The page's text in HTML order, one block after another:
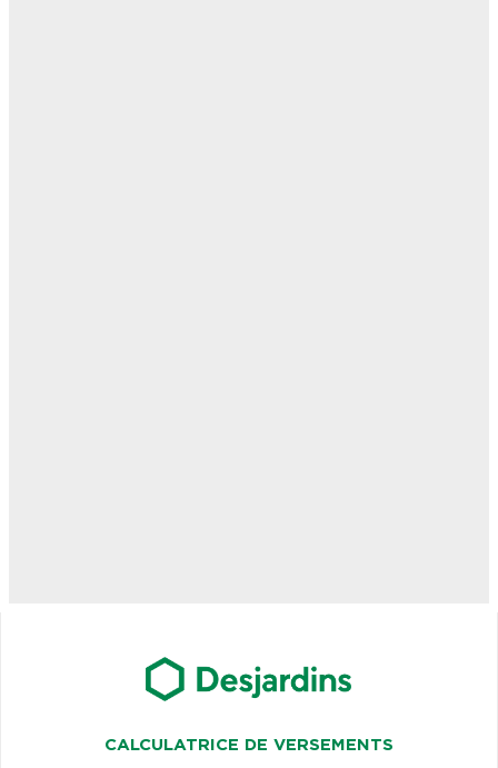
CALCULATRICE DE VERSEMENTS